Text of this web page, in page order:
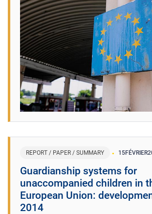
REPORT / PAPER / SUMMARY 15FÉVRIER
Guardianship systems for
unaccompanied children in
European Union:
2014